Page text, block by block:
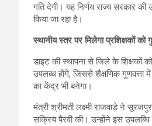
गति देगी। यह निर्णय राज्य सरकार
किया जा रहा है।
स्थानीय स्तर पर मिलेगा प्रशिक्षकों को
डाइट की स्थापना से जिले के शिक्षकों
उपलब्ध होंगे, जिससे शैक्षणिक गुणवत्ता
का केंद्र भी बनेगा।
मंत्री श्रीमती लक्ष्मी राजवाड़े ने
सक्रिय पैरवी की। उन्होंने इस उपलब्धि